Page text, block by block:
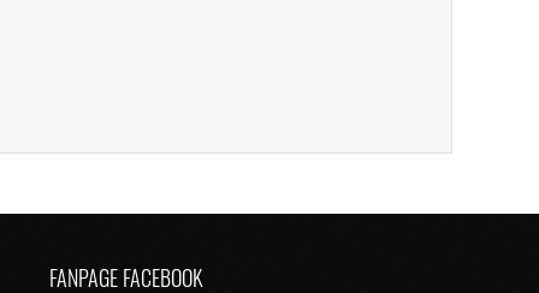
FANPAGE FACEBOOK